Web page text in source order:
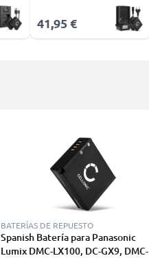
41,95 €
BATERÍAS DE REPUESTO
Spanish Batería para Panasonic
Lumix DMC-LX100, DC-GX9, DMC-